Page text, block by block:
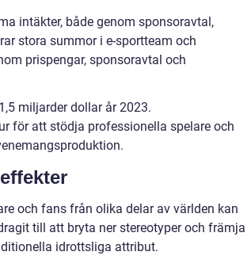
intäkter, både genom sponsoravtal,
stora summor i e-sportteam och
prispengar, sponsoravtal och
miljarder dollar år 2023.
för att stödja professionella spelare och
och fans från olika delar av världen kan
till att bryta ner stereotyper och främja
idrottsliga attribut.